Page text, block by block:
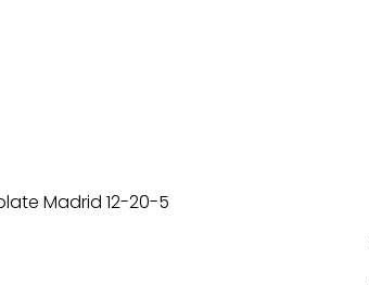
Madrid 12-20-5